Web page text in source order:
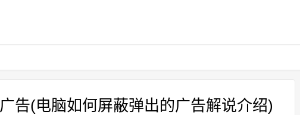
告(电脑如何屏蔽弹出的广告解说介绍)